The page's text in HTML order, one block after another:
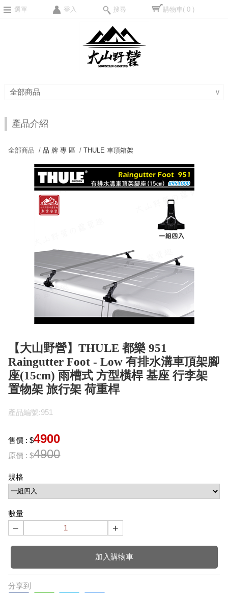
選單 登入 搜尋 購物車( 0 )
全部商品 ∨
產品介紹
全部商品 /品 牌 專 區 /THULE 車頂箱架
【大山野營】THULE 都樂 951
Raingutter Foot - Low 有排水溝車頂架腳
座(15cm) 雨槽式 方型橫桿 基座 行李架
置物架 旅行架 荷重桿
產品編號:951
售價 : $4900
原價 : $4900
規格
數量
− +
加入購物車
分享到